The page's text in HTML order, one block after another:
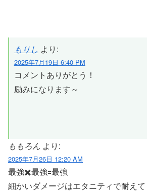
もりし より:
2025年7月19日 6:40 PM
コメントありがとう！
励みになります～
ももろん より:
2025年7月26日 12:20 AM
最強✖️最強🟰最強
細かいダメージはエタニティで耐え